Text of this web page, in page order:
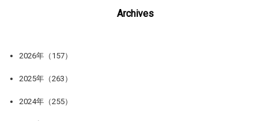
Archives
2026年（157）
2025年（263）
2024年（255）